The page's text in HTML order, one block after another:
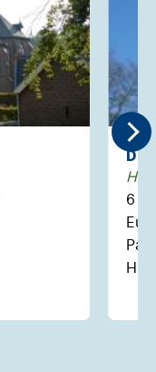
H.
6
H.